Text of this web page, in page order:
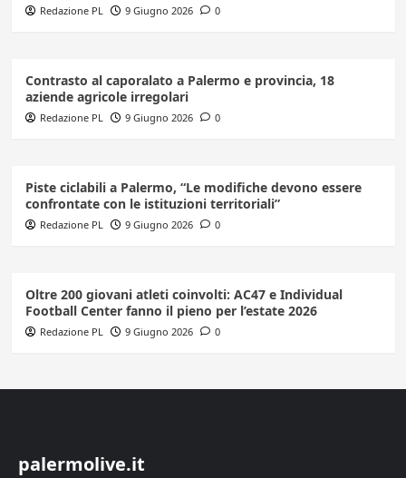
Redazione PL 9 Giugno 2026 0
Contrasto al caporalato a Palermo e provincia, 18
aziende agricole irregolari
Redazione PL 9 Giugno 2026 0
Piste ciclabili a Palermo, “Le modifiche devono essere
confrontate con le istituzioni territoriali”
Redazione PL 9 Giugno 2026 0
Oltre 200 giovani atleti coinvolti: AC47 e Individual
Football Center fanno il pieno per l’estate 2026
Redazione PL 9 Giugno 2026 0
palermolive.it